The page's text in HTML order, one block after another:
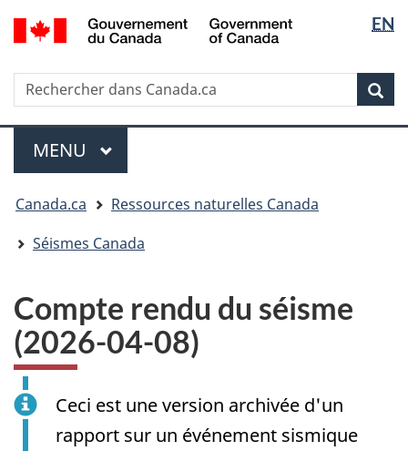
Passer
au
principal
Passer
à
sujet
du
gouvernement »
Passer
à
version
HTML
simplifiée
la
langue
EN
Rechercher
Rechercher
dans
Canada.ca
Menu
MENU PRINCIPAL
êtes
ici
Canada.ca
Ressources naturelles Canada
Séismes Canada
Compte rendu du séisme
(2026-04-08)
Ceci est une version archivée d'un
rapport sur un événement sismique